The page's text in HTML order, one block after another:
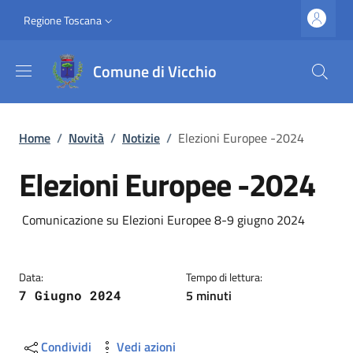
Slim top
Regione Toscana
Comune di Vicchio
Briciole di pane
Home / Novità / Notizie / Elezioni Europee -2024
Elezioni Europee -2024
Dettagli
Descrizione breve
Comunicazione su Elezioni Europee 8-9 giugno 2024
Data:
7 Giugno 2024
Tempo di lettura:
5 minuti
Condividi Vedi azioni